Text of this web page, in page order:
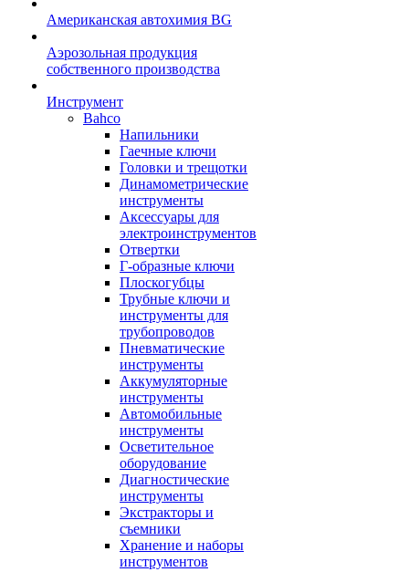
Американская автохимия BG
Аэрозольная продукция
собственного производства
Инструмент
Bahco
Напильники
Гаечные ключи
Головки и трещотки
Динамометрические
инструменты
Аксессуары для
электроинструментов
Отвертки
Г-образные ключи
Плоскогубцы
Трубные ключи и
инструменты для
трубопроводов
Пневматические
инструменты
Аккумуляторные
инструменты
Автомобильные
инструменты
Осветительное
оборудование
Диагностические
инструменты
Экстракторы и
съемники
Хранение и наборы
инструментов